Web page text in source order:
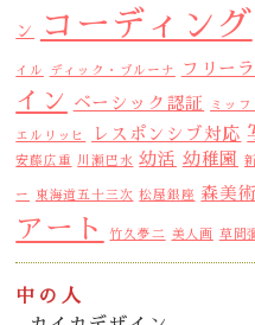
ン コーディング
イル ディック・ブルーナ フリー
イン ベーシック認証 ミッフ
エルリッヒ レスポンシブ対応
安藤広重 川瀬巴水 幼活 幼稚園
ー 東海道五十三次 松屋銀座 森美
アート
竹久夢二 美人画 草間
中の人